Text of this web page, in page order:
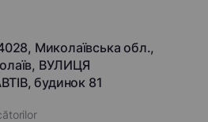
Миколаївська обл.,
ВУЛИЦЯ
будинок 81